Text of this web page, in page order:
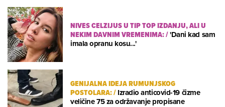
NIVES CELZIJUS U TIP TOP IZDANJU, ALI U
NEKIM DAVNIM VREMENIMA:/'Dani kad sam
imala opranu kosu...'
GENIJALNA IDEJA RUMUNJSKOG
POSTOLARA:/Izradio anticovid-19 čizme
veličine 75 za održavanje propisane